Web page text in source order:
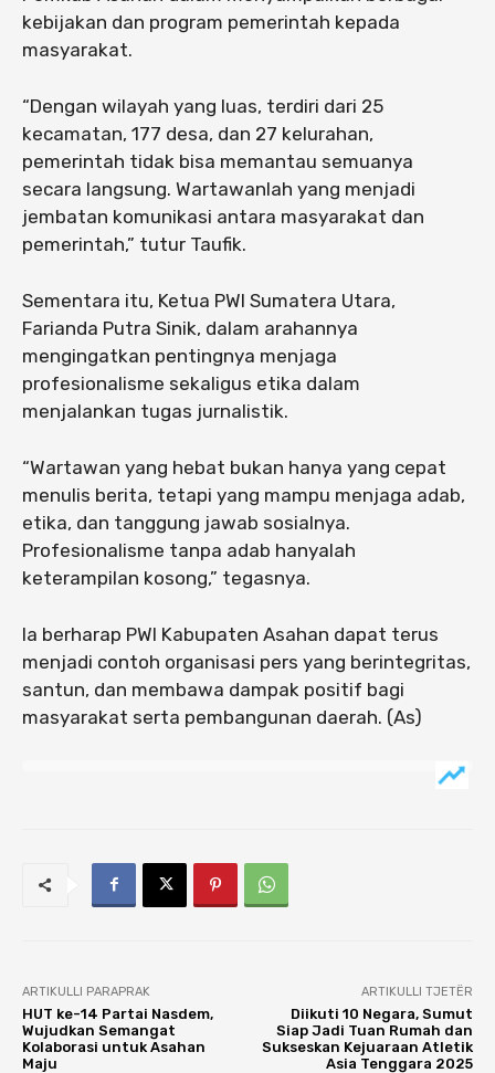
kebijakan dan program pemerintah kepada
masyarakat.
“Dengan wilayah yang luas, terdiri dari 25
kecamatan, 177 desa, dan 27 kelurahan,
pemerintah tidak bisa memantau semuanya
secara langsung. Wartawanlah yang menjadi
jembatan komunikasi antara masyarakat dan
pemerintah,” tutur Taufik.
Sementara itu, Ketua PWI Sumatera Utara,
Farianda Putra Sinik, dalam arahannya
mengingatkan pentingnya menjaga
profesionalisme sekaligus etika dalam
menjalankan tugas jurnalistik.
“Wartawan yang hebat bukan hanya yang cepat
menulis berita, tetapi yang mampu menjaga adab,
etika, dan tanggung jawab sosialnya.
Profesionalisme tanpa adab hanyalah
keterampilan kosong,” tegasnya.
Ia berharap PWI Kabupaten Asahan dapat terus
menjadi contoh organisasi pers yang berintegritas,
santun, dan membawa dampak positif bagi
masyarakat serta pembangunan daerah. (As)
ARTIKULLI PARAPRAK
HUT ke-14 Partai Nasdem,
Wujudkan Semangat
Kolaborasi untuk Asahan
Maju
ARTIKULLI TJETËR
Diikuti 10 Negara, Sumut
Siap Jadi Tuan Rumah dan
Sukseskan Kejuaraan Atletik
Asia Tenggara 2025